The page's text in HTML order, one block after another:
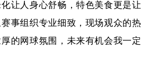
让人身心舒畅，特色美食更是让
事组织专业细致，现场观众的热
的网球氛围，未来有机会我一定